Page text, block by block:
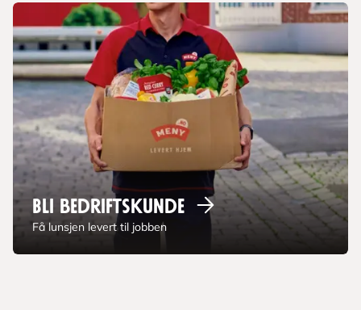
Bli bedriftskunde
Få lunsjen levert til jobben